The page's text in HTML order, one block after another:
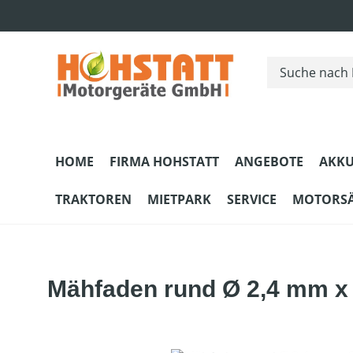
HOME FIRMA HOHSTATT ANGEBOTE
TRAKTOREN MIETPARK SERVICE
Mähfaden rund Ø 2,4 mm x